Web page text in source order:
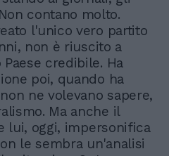
contano molto.
l'unico vero partito
non è riuscito a
credibile. Ha
poi, quando ha
ne volevano sapere,
Ma anche il
lui, oggi, impersonifica
le sembra un'analisi